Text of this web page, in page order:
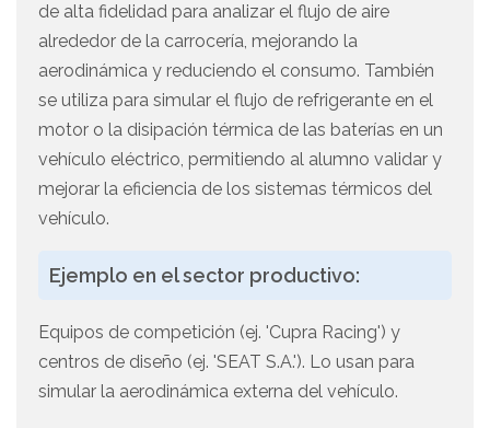
de alta fidelidad para analizar el flujo de aire
alrededor de la carrocería, mejorando la
aerodinámica y reduciendo el consumo. También
se utiliza para simular el flujo de refrigerante en el
motor o la disipación térmica de las baterías en un
vehículo eléctrico, permitiendo al alumno validar y
mejorar la eficiencia de los sistemas térmicos del
vehículo.
Ejemplo en el sector productivo:
Equipos de competición (ej. 'Cupra Racing') y
centros de diseño (ej. 'SEAT S.A.'). Lo usan para
simular la aerodinámica externa del vehículo.